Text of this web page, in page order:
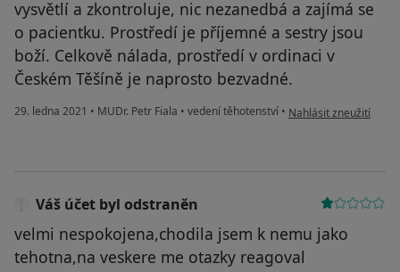
vysvětlí a zkontroluje, nic nezanedbá a zajímá se
o pacientku. Prostředí je příjemné a sestry jsou
boží. Celkově nálada, prostředí v ordinaci v
Českém Těšíně je naprosto bezvadné.
29. ledna 2021 • MUDr. Petr Fiala • vedení těhotenství • podle názoru
Nahlásit zneužití
Váš účet byl odstraněn
velmi nespokojena,chodila jsem k nemu jako
tehotna,na veskere me otazky reagoval